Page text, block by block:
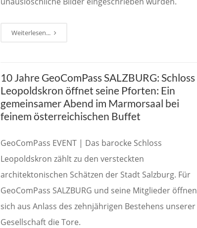
Weiterlesen...
10 Jahre GeoComPass SALZBURG: Schloss
Leopoldskron öffnet seine Pforten: Ein
gemeinsamer Abend im Marmorsaal bei
feinem österreichischen Buffet
GeoComPass EVENT | Das barocke Schloss
Leopoldskron zählt zu den versteckten
architektonischen Schätzen der Stadt Salzburg. Für
GeoComPass SALZBURG und seine Mitglieder öffnen
sich aus Anlass des zehnjährigen Bestehens unserer
Gesellschaft die Tore.